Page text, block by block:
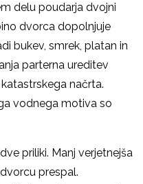
delu poudarja dvojni
dvorca dopolnjuje
bukev, smrek, platan in
parterna ureditev
načrta.
vodnega motiva so
priliki. Manj verjetnejša
prespal.